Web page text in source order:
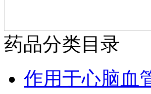
药品分类目录
作用于心脑血